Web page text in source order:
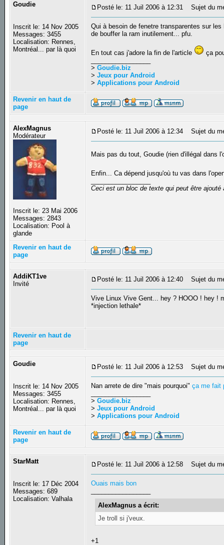
Goudie
Inscrit le: 14 Nov 2005
Messages: 3455
Localisation: Rennes,
Montréal... par là quoi
Posté le: 11 Juil 2006 à 12:31 Sujet du
Qui à besoin de fenetre transparentes sur
de bouffer la ram inutilement... pfu.
En tout cas j'adore la fin de l'article
ça
>Goudie.biz
>Jeux pour Android
>Applications pour Android
Revenir en haut de
page
AlexMagnus
Modérateur
Inscrit le: 23 Mai 2006
Messages: 2843
Localisation: Pool à
glande
Posté le: 11 Juil 2006 à 12:34 Sujet du
Mais pas du tout, Goudie (rien d'illégal dans
Enfin... Ca dépend jusqu'où tu vas dans
Ceci est un bloc de texte qui peut être
Revenir en haut de
page
AddiKT1ve
Invité
Posté le: 11 Juil 2006 à 12:40 Sujet du
Vive Linux Vive Gent... hey ? HOOO ! hey !
*injection lethale*
Revenir en haut de
page
Goudie
Inscrit le: 14 Nov 2005
Messages: 3455
Localisation: Rennes,
Montréal... par là quoi
Posté le: 11 Juil 2006 à 12:53 Sujet du
Nan arrete de dire "mais pourquoi"ça me fait
>Goudie.biz
>Jeux pour Android
>Applications pour Android
Revenir en haut de
page
StarMatt
Inscrit le: 17 Déc 2004
Messages: 689
Localisation: Valhala
Posté le: 11 Juil 2006 à 12:58 Sujet du
Ouais mais bon
AlexMagnus a écrit:
Je troll si j'veux.
+1